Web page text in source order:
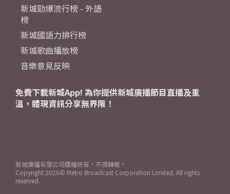
新城勁爆流行榜 - 外語
榜
新城國語力排行榜
新城歌曲播放榜
音樂意見反映
免費下載新城App! 為你提供新城廣播節目直播及重
溫，體現資訊分享無界限！
新城廣播有限公司版權所有，不得轉載。
Copyright 2026© Metro Broadcast Corporation Limited. All rights
reserved.